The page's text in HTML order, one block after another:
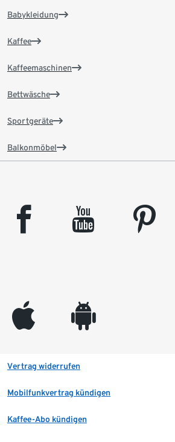
Babykleidung
Kaffee
Kaffeemaschinen
Bettwäsche
Sportgeräte
Balkonmöbel
facebook youtube pinterest
appleinc android
Vertrag widerrufen
Mobilfunkvertrag kündigen
Kaffee-Abo kündigen